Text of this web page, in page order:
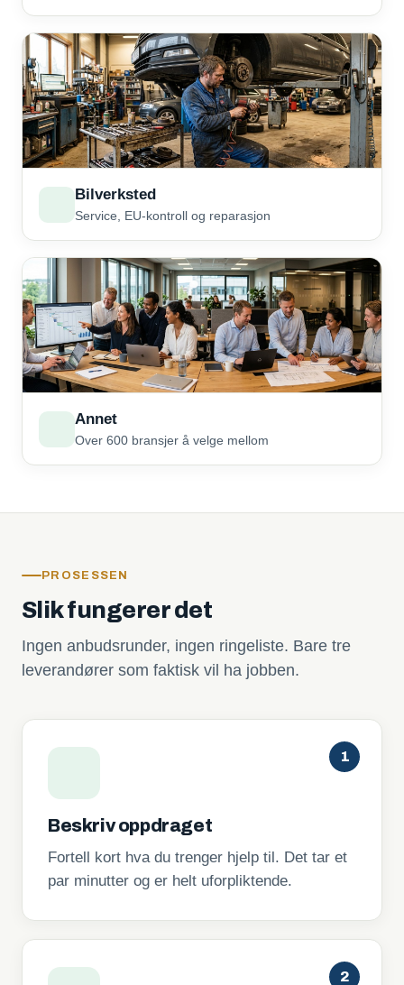
Bilverksted
Service, EU-kontroll og reparasjon
Annet
Over 600 bransjer å velge mellom
PROSESSEN
Slik fungerer det
Ingen anbudsrunder, ingen ringeliste. Bare tre
leverandører som faktisk vil ha jobben.
1
Beskriv oppdraget
Fortell kort hva du trenger hjelp til. Det tar et
par minutter og er helt uforpliktende.
2